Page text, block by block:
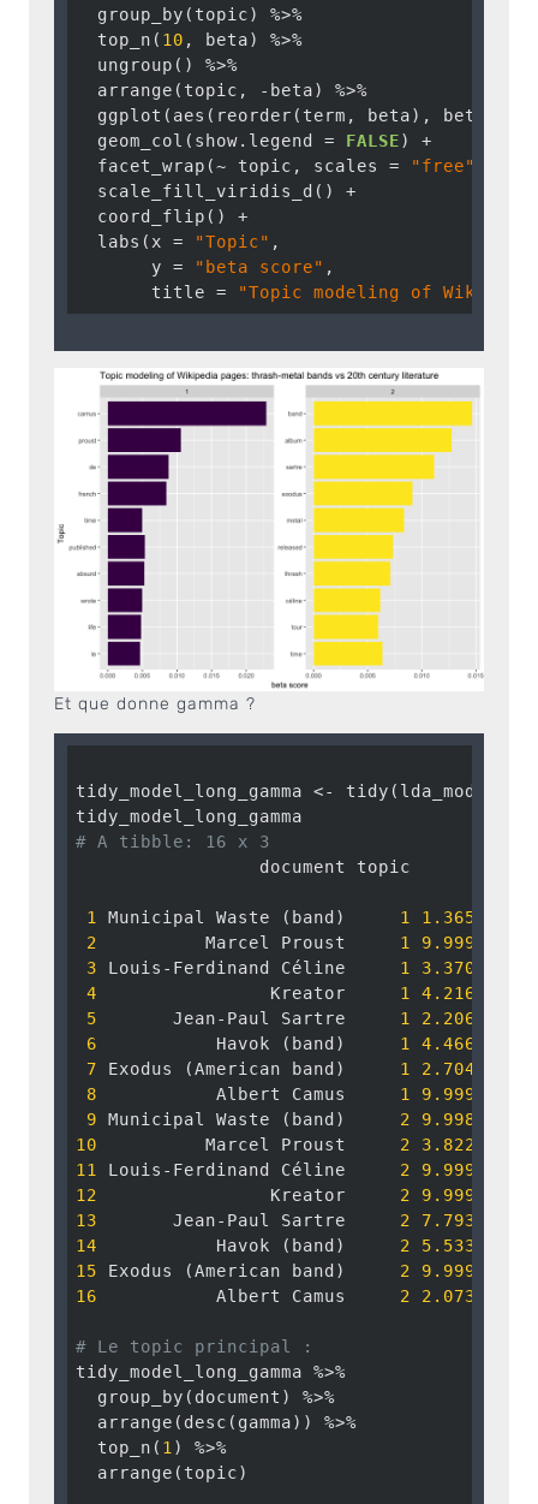
  group_by(topic) %>%
  top_n(
10 , beta) %>%
  ungroup() %>%
  arrange(topic, -beta) %>%
ggplot(aes(reorder(term, beta), beta,
  geom_col(show.legend =
FALSE) +
  facet_wrap(~ topic, scales =
"free"
  scale_fill_viridis_d() +
  coord_flip() +
  labs(x =
"Topic" ,
       y =
"beta score" ,
       title =
"Topic modeling of
Et que donne gamma ?
tidy_model_long_gamma <-
# A tibble: 16 x 3
document topic
1 Municipal Waste (band) 1
1.365814e-
2
          Marcel Proust
1
9.999618e-
3 Louis-Ferdinand Céline 1
3.370056e-
4
                Kreator
1
4.216601e-
5
       Jean-Paul Sartre
1
2.206303e-
6
           Havok (band)
1
4.466137e-
7 Exodus (American band) 1
2.704922e-
8
           Albert Camus
1
9.999793e-
9 Municipal Waste (band) 2
9.998634e-
10
          Marcel Proust
2
3.822138e-
11
Louis-Ferdinand Céline 2
9.999663e-
12
                Kreator
2
9.999578e-
13
       Jean-Paul Sartre
2
7.793697e-
14
           Havok (band)
2
5.533863e-
15 Exodus (American band) 2
9.999730e-
16
           Albert Camus
2 2.073066e-
# Le topic principal :
tidy_model_long_gamma %>%
  group_by(document) %>%
  arrange(desc(gamma)) %>%
  top_n(
1 ) %>%
  arrange(topic)